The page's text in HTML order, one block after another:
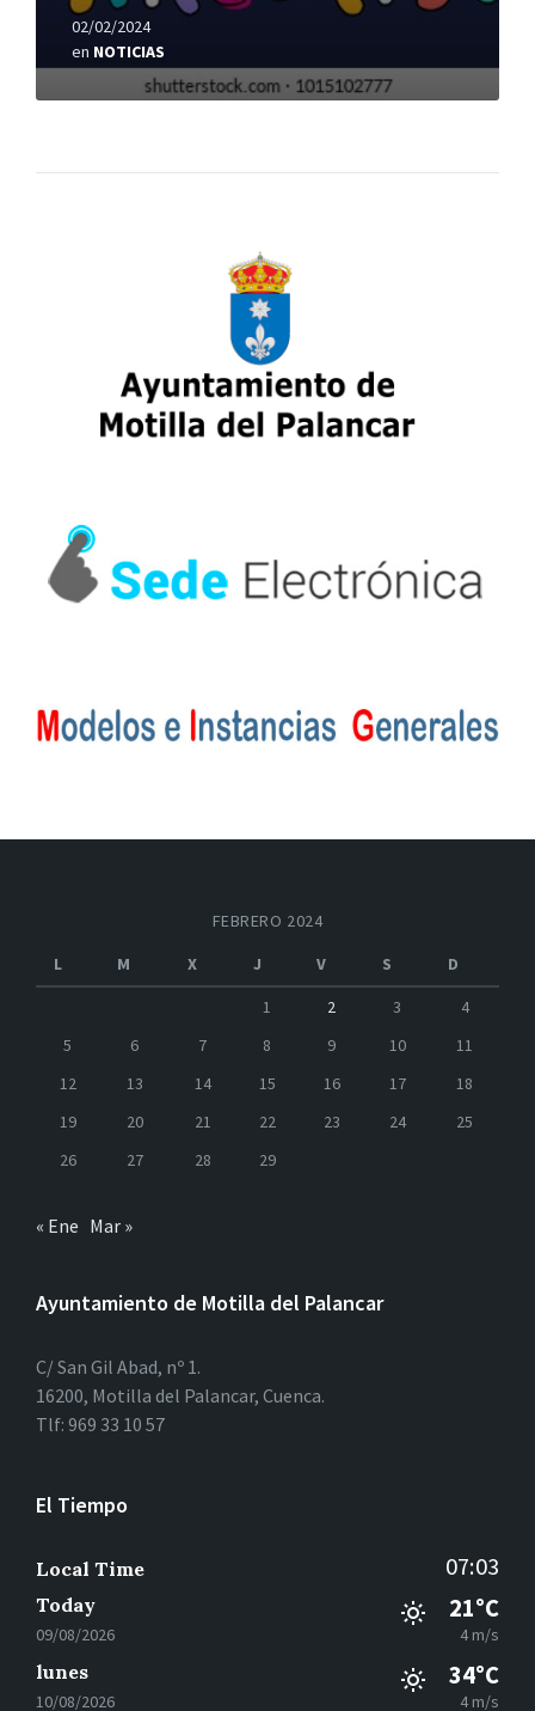
02/02/2024
en NOTICIAS
FEBRERO 2024
L
M X J V S
D
1
2 3
4
5
6 7 8 9 10
11
12
13 14 15 16 17
18
19
20 21 22 23 24
25
26
27 28 29
« Ene Mar »
Ayuntamiento de Motilla del Palancar
C/ San Gil Abad, nº 1.
16200, Motilla del Palancar, Cuenca.
Tlf: 969 33 10 57
El Tiempo
Local Time 07:03
Today
09/08/2026
21°C
4 m/s
lunes
10/08/2026
34°C
4 m/s